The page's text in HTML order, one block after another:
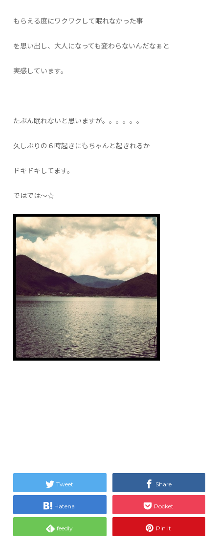
もらえる度にワクワクして眠れなかった事
を思い出し、大人になっても変わらないんだなぁと
実感しています。
たぶん眠れないと思いますが。。。。。。
久しぶりの６時起きにもちゃんと起きれるか
ドキドキしてます。
ではでは～☆
Tweet Share
Hatena Pocket
feedly Pin it